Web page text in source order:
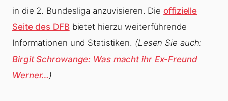
in die 2. Bundesliga anzuvisieren. Dieoffizielle
Seite des DFBbietet hierzu weiterführende
Informationen und Statistiken. (Lesen Sie auch:
Birgit Schrowange: Was macht ihr Ex-Freund
Werner…)